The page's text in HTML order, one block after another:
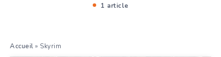
1 article
Accueil » Skyrim